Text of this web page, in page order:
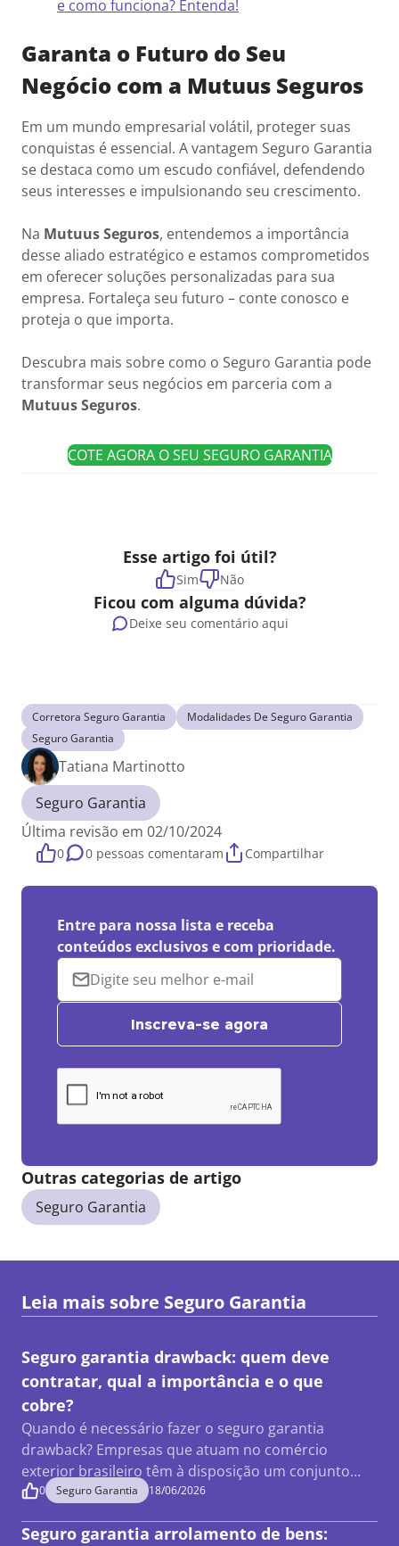
e como funciona? Entenda!
Garanta o Futuro do Seu
Negócio com a Mutuus Seguros
Em um mundo empresarial volátil, proteger suas
conquistas é essencial. A vantagem Seguro Garantia
se destaca como um escudo confiável, defendendo
seus interesses e impulsionando seu crescimento.
Na Mutuus Seguros, entendemos a importância
desse aliado estratégico e estamos comprometidos
em oferecer soluções personalizadas para sua
empresa. Fortaleça seu futuro – conte conosco e
proteja o que importa.
Descubra mais sobre como o Seguro Garantia pode
transformar seus negócios em parceria com a
Mutuus Seguros.
COTE AGORA O SEU SEGURO GARANTIA
Esse artigo foi útil?
Sim Não
Ficou com alguma dúvida?
Deixe seu comentário aqui
Corretora Seguro Garantia
Modalidades De Seguro Garantia
Seguro Garantia
Tatiana Martinotto
Seguro Garantia
Última revisão em 02/10/2024
0 0 pessoas comentaram Compartilhar
Entre para nossa lista e receba
conteúdos exclusivos e com prioridade.
Inscreva-se agora
Outras categorias de artigo
Seguro Garantia
Leia mais sobre Seguro Garantia
Seguro garantia drawback: quem deve
contratar, qual a importância e o que
cobre?
Quando é necessário fazer o seguro garantia
drawback? Empresas que atuam no comércio
exterior brasileiro têm à disposição um conjunto…
0 Seguro Garantia 18/06/2026
Seguro garantia arrolamento de bens: